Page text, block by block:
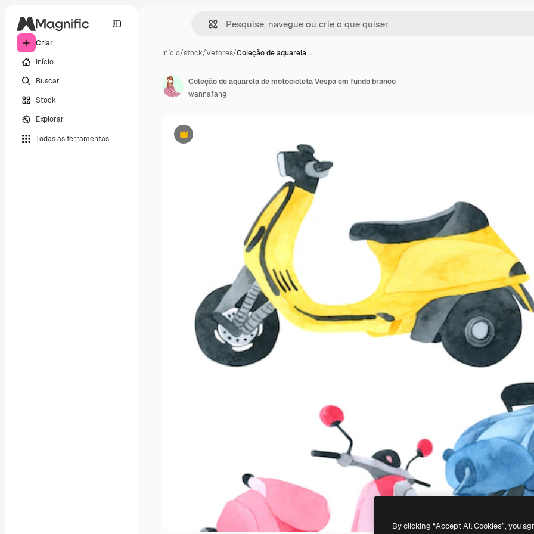
Criar
Início
Buscar
Stock
Explorar
Todas as ferramentas
Início/stock/Vetores/Coleção de aquarela …
Premium
Coleção de aquarela de motocicleta Vespa em fundo branco
wannafang
By clicking “Accept All Cookies”, you